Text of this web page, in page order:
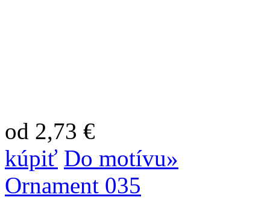
od 2,73 €
kúpiť Do motívu»
Ornament 035